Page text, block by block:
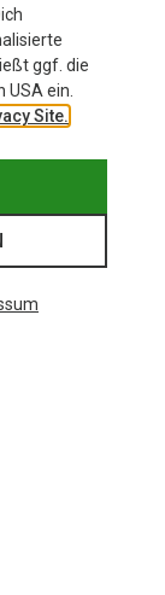
ggf. die
ein.
Site.